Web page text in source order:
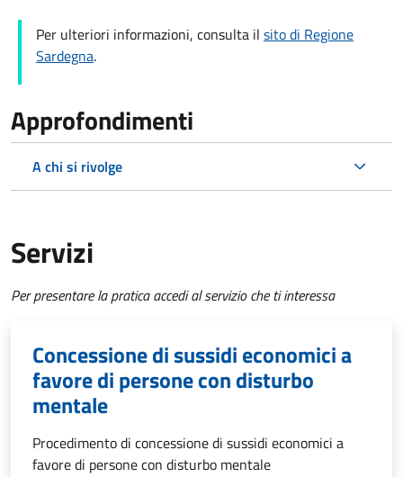
Per ulteriori informazioni, consulta il sito di Regione
Sardegna.
Approfondimenti
A chi si rivolge
Servizi
Per presentare la pratica accedi al servizio che ti interessa
Concessione di sussidi economici a
favore di persone con disturbo
mentale
Procedimento di concessione di sussidi economici a
favore di persone con disturbo mentale